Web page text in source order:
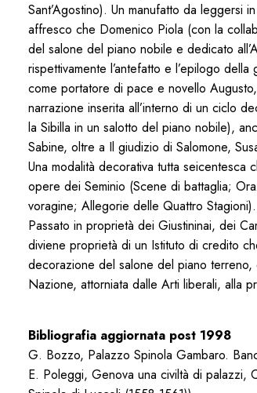
Sant’Agostino). Un manufatto da leggersi
affresco che Domenico Piola (con la
del salone del piano nobile e dedicato
rispettivamente l’antefatto e l’epilogo
come portatore di pace e novello
narrazione inserita all’interno di un ciclo
la Sibilla in un salotto del piano nobile),
Sabine, oltre a Il giudizio di Salomone,
Una modalità decorativa tutta
opere dei Seminio (Scene di battaglia;
voragine; Allegorie delle Quattro Stagioni).
Passato in proprietà dei Giustininai, dei
diviene proprietà di un Istituto di credito
decorazione del salone del piano
Nazione, attorniata dalle Arti liberali, alla
Bibliografia aggiornata post 1998
G. Bozzo, Palazzo Spinola Gambaro.
E. Poleggi, Genova una civiltà di palazzi,